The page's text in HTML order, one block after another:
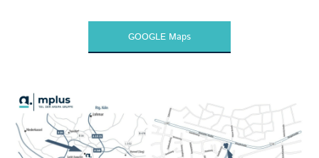
GOOGLE Maps